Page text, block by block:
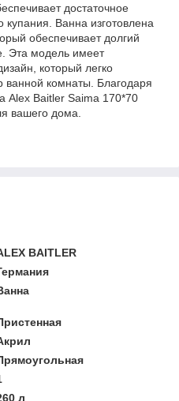
достаточное
купания. Ванна изготовлена
обеспечивает долгий
Эта модель имеет
который легко
ванной комнаты. Благодаря
Alex Baitler Saima 170*70
вашего дома.
BAITLER
л